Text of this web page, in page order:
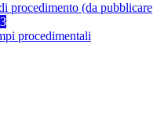
procedimento (da pubblicare
3
procedimentali